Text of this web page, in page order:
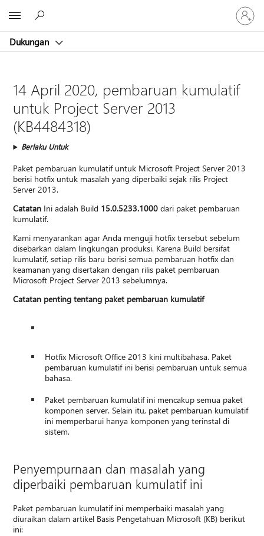
Dukungan
Masuk
ke
akun
14 April 2020, pembaruan kumulatif
untuk Project Server 2013
(KB4484318)
Berlaku Untuk
Paket pembaruan kumulatif untuk Microsoft Project Server 2013
berisi hotfix untuk masalah yang diperbaiki sejak rilis Project
Server 2013.
Catatan Ini adalah Build 15.0.5233.1000 dari paket pembaruan
kumulatif.
Kami menyarankan agar Anda menguji hotfix tersebut sebelum
disebarkan dalam lingkungan produksi. Karena Build bersifat
kumulatif, setiap rilis baru berisi semua pembaruan hotfix dan
keamanan yang disertakan dengan rilis paket pembaruan
Microsoft Project Server 2013 sebelumnya.
Catatan penting tentang paket pembaruan kumulatif
Hotfix Microsoft Office 2013 kini multibahasa. Paket
pembaruan kumulatif ini berisi pembaruan untuk semua
bahasa.
Paket pembaruan kumulatif ini mencakup semua paket
komponen server. Selain itu, paket pembaruan kumulatif
ini memperbarui hanya komponen yang terinstal di
sistem.
Penyempurnaan dan masalah yang
diperbaiki pembaruan kumulatif ini
Paket pembaruan kumulatif ini memperbaiki masalah yang
diuraikan dalam artikel Basis Pengetahuan Microsoft (KB) berikut
ini: